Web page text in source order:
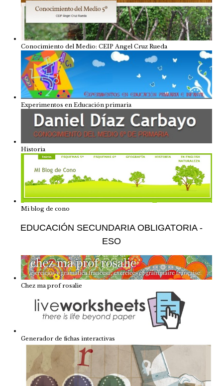
Conocimiento del Medio: CEIP Angel Cruz Rueda
Experimentos en Educación primaria
Historia
Mi blog de cono
EDUCACIÓN SECUNDARIA OBLIGATORIA -
ESO
Chez ma prof rosalie
Generador de fichas interactivas